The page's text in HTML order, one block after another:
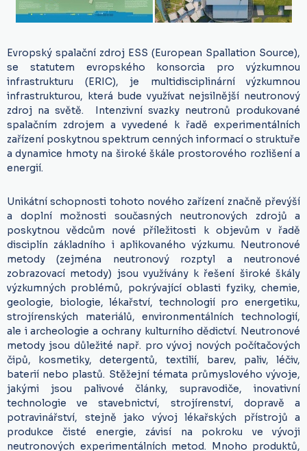
Evropský spalační zdroj ESS (European Spallation Source),
se statutem evropského konsorcia pro výzkumnou
infrastrukturu (ERIC), je multidisciplinární výzkumnou
infrastrukturou, která bude využívat nejsilnější neutronový
zdroj na světě. Intenzivní svazky neutronů produkované
spalačním zdrojem a vyvedené k řadě experimentálních
zařízení poskytnou spektrum cenných informací o struktuře
a dynamice hmoty na široké škále prostorového rozlišení a
energií.
Unikátní schopnosti tohoto nového zařízení značně převýší
a doplní možnosti současných neutronových zdrojů a
poskytnou vědcům nové příležitosti k objevům v řadě
disciplín základního i aplikovaného výzkumu. Neutronové
metody (zejména neutronový rozptyl a neutronové
zobrazovací metody) jsou využívány k řešení široké škály
výzkumných problémů, pokrývající oblasti fyziky, chemie,
geologie, biologie, lékařství, technologií pro energetiku,
strojírenských materiálů, environmentálních technologií,
ale i archeologie a ochrany kulturního dědictví. Neutronové
metody jsou důležité např. pro vývoj nových počítačových
čipů, kosmetiky, detergentů, textilií, barev, paliv, léčiv,
baterií nebo plastů. Stěžejní témata průmyslového vývoje,
jakými jsou palivové články, supravodiče, inovativní
technologie ve stavebnictví, strojírenství, dopravě a
potravinářství, stejně jako vývoj lékařských přístrojů a
produkce čisté energie, závisí na pokroku ve vývoji
neutronových experimentálních metod. Mnoho produktů,